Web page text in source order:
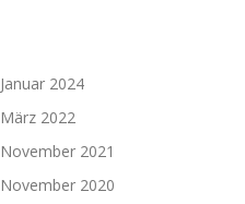
Januar 2024
März 2022
November 2021
November 2020